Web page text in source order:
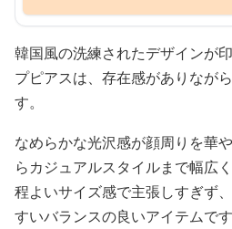
韓国風の洗練されたデザインが
プピアスは、存在感がありなが
す。
なめらかな光沢感が顔周りを華
らカジュアルスタイルまで幅広く
程よいサイズ感で主張しすぎず
すいバランスの良いアイテムです